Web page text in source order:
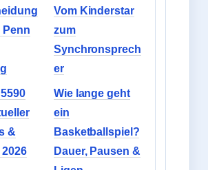
Penn
Vom Kinderstar
zum
Synchronsprech
er
&
Wie lange geht
ein
Basketballspiel?
Dauer, Pausen &